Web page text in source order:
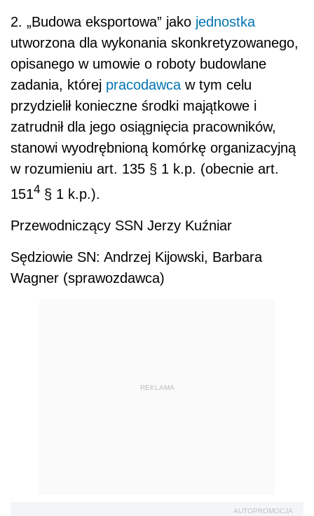
2. „Budowa eksportowa” jako jednostka
utworzona dla wykonania skonkretyzowanego,
opisanego w umowie o roboty budowlane
zadania, której pracodawca w tym celu
przydzielił konieczne środki majątkowe i
zatrudnił dla jego osiągnięcia pracowników,
stanowi wyodrębnioną komórkę organizacyjną
w rozumieniu art. 135 § 1 k.p. (obecnie art.
1514 § 1 k.p.).
Przewodniczący SSN Jerzy Kuźniar
Sędziowie SN: Andrzej Kijowski, Barbara
Wagner (sprawozdawca)
REKLAMA
AUTOPROMOCJA